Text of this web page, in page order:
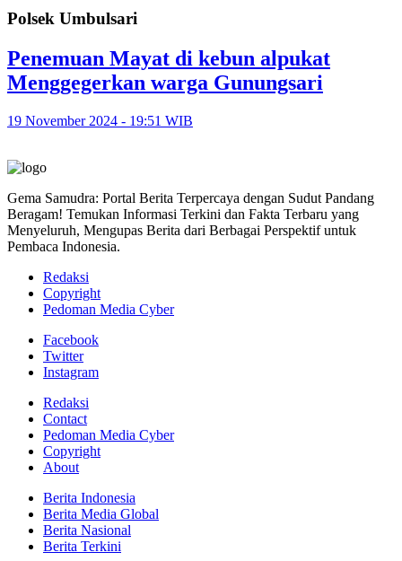
Polsek Umbulsari
Penemuan Mayat di kebun alpukat
Menggegerkan warga Gunungsari
19 November 2024 - 19:51 WIB
Gema Samudra: Portal Berita Terpercaya dengan Sudut Pandang
Beragam! Temukan Informasi Terkini dan Fakta Terbaru yang
Menyeluruh, Mengupas Berita dari Berbagai Perspektif untuk
Pembaca Indonesia.
Redaksi
Copyright
Pedoman Media Cyber
Facebook
Twitter
Instagram
Redaksi
Contact
Pedoman Media Cyber
Copyright
About
Berita Indonesia
Berita Media Global
Berita Nasional
Berita Terkini